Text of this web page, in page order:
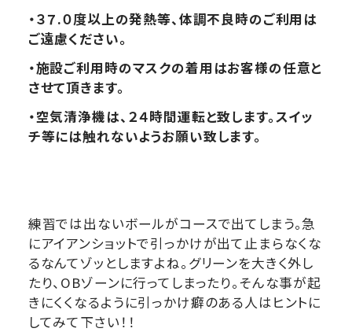
・３７.０度以上の発熱等、体調不良時のご利用は
ご遠慮ください。
・施設ご利用時のマスクの着用はお客様の任意と
させて頂きます。
・空気清浄機は、２４時間運転と致します。スイッ
チ等には触れないようお願い致します。
練習では出ないボールがコースで出てしまう。急
にアイアンショットで引っかけが出て止まらなくな
るなんてゾッとしますよね。グリーンを大きく外し
たり、OBゾーンに行ってしまったり。そんな事が起
きにくくなるように引っかけ癖のある人はヒントに
してみて下さい！！